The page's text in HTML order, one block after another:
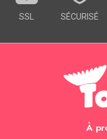
SSL SÉCURISÉ
À